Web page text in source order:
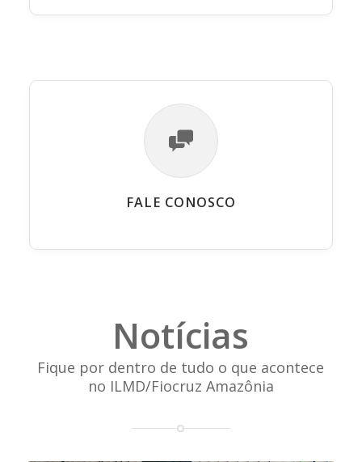
FALE CONOSCO
Notícias
Fique por dentro de tudo o que acontece
no ILMD/Fiocruz Amazônia